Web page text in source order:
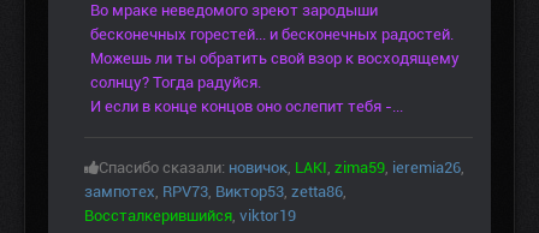
Во мраке неведомого зреют зародыши
бесконечных горестей... и бесконечных радостей.
Можешь ли ты обратить свой взор к восходящему
солнцу? Тогда радуйся.
И если в конце концов оно ослепит тебя -...
Спасибо сказали: новичок, LAKI, zima59, ieremia26,
зампотех, RPV73, Виктор53, zetta86,
Воссталкерившийся, viktor19